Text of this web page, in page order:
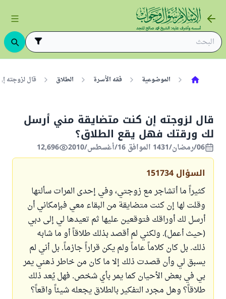
الموضوعية فقه الأسرة الطلاق قال لزوجته
قال لزوجته إن كنت متضايقة مني أرسل
لك ورقتك فهل يقع الطلاق؟
06/رمضان/1431 الموافق 16/أغسطس/2010 12,696
السؤال 151734
كثيراً ما أتشاجر مع زوجتي، وفي إحدى المرات سألتها
وقلت لها إن كنت متضايقة من البقاء معي فبإمكاني أن
أرسل لك أوراقك فتوقعين عليها ثم تعيدها لي إلى دبي
(حيث أعمل). ولكني لم أقصد بذلك طلاقاً أو ما شابه
ذلك. بل كان كلاماً عاماً ولم يكن قراراً جازماً. بل أني لم
يسبق لي وأن قصدت ذلك إلا ما كان من خاطر ذهني يمر
بي في بعض الأحيان كما يمر بأي شخص. فهل يُعد ذلك
طلاقاً؟ وهل مجرد التفكير بالطلاق يجعله شيئاً واقعاً؟